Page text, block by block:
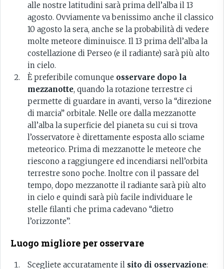
alle nostre latitudini sarà prima dell’alba il 13
agosto. Ovviamente va benissimo anche il classico
10 agosto la sera, anche se la probabilità di vedere
molte meteore diminuisce. Il 13 prima dell’alba la
costellazione di Perseo (e il radiante) sarà più alto
in cielo.
È preferibile comunque osservare dopo la
mezzanotte, quando la rotazione terrestre ci
permette di guardare in avanti, verso la “direzione
di marcia” orbitale. Nelle ore dalla mezzanotte
all’alba la superficie del pianeta su cui si trova
l’osservatore è direttamente esposta allo sciame
meteorico. Prima di mezzanotte le meteore che
riescono a raggiungere ed incendiarsi nell’orbita
terrestre sono poche. Inoltre con il passare del
tempo, dopo mezzanotte il radiante sarà più alto
in cielo e quindi sarà più facile individuare le
stelle filanti che prima cadevano “dietro
l’orizzonte”.
Luogo migliore per osservare
Scegliete accuratamente il sito di osservazione: